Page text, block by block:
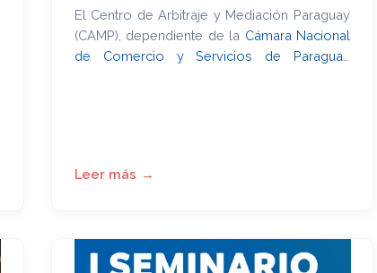
El Centro de Arbitraje y Mediación Paraguay
(CAMP), dependiente de la Cámara Nacional
de Comercio y Servicios de Paraguay
hace oficial tras la Asamblea General de la